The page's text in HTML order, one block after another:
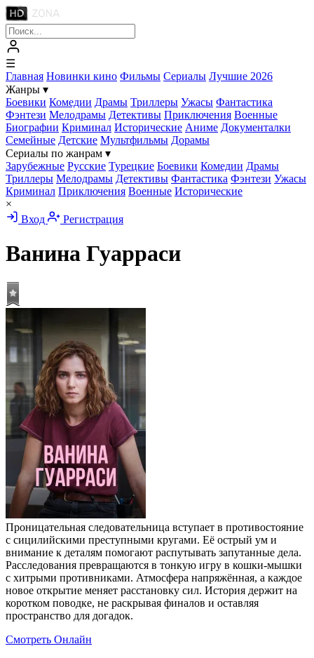
☰
Главная Новинки кино Фильмы Сериалы Лучшие 2026
Жанры ▾
Боевики Комедии Драмы Триллеры Ужасы Фантастика
Фэнтези Мелодрамы Детективы Приключения Военные
Биографии Криминал Исторические Аниме Документалки
Семейные Детские Мультфильмы Дорамы
Сериалы по жанрам ▾
Зарубежные Русские Турецкие Боевики Комедии Драмы
Триллеры Мелодрамы Детективы Фантастика Фэнтези Ужасы
Криминал Приключения Военные Исторические
×
Вход
Регистрация
Ванина Гуарраси
Проницательная следовательница вступает в противостояние
с сицилийскими преступными кругами. Её острый ум и
внимание к деталям помогают распутывать запутанные дела.
Расследования превращаются в тонкую игру в кошки‑мышки
с хитрыми противниками. Атмосфера напряжённая, а каждое
новое открытие меняет расстановку сил. История держит на
коротком поводке, не раскрывая финалов и оставляя
пространство для догадок.
Смотреть Онлайн